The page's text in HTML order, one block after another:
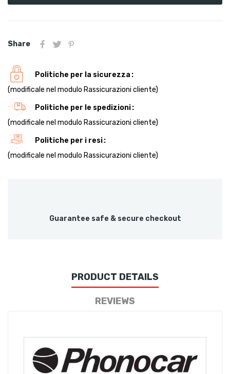
Share
Politiche per la sicurezza
(modificale nel modulo Rassicurazioni cliente)
Politiche per le spedizioni
(modificale nel modulo Rassicurazioni cliente)
Politiche per i resi
(modificale nel modulo Rassicurazioni cliente)
Guarantee safe & secure checkout
PRODUCT DETAILS
REVIEWS